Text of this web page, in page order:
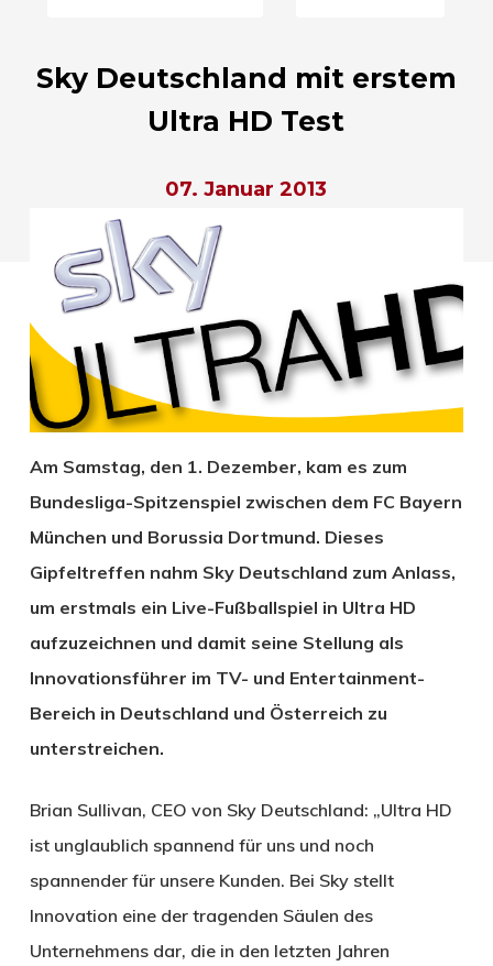
Sky Deutschland mit erstem
Ultra HD Test
07. Januar 2013
Am Samstag, den 1. Dezember, kam es zum
Bundesliga-Spitzenspiel zwischen dem FC Bayern
München und Borussia Dortmund. Dieses
Gipfeltreffen nahm Sky Deutschland zum Anlass,
um erstmals ein Live-Fußballspiel in Ultra HD
aufzuzeichnen und damit seine Stellung als
Innovationsführer im TV- und Entertainment-
Bereich in Deutschland und Österreich zu
unterstreichen.
Brian Sullivan, CEO von Sky Deutschland: „Ultra HD
ist unglaublich spannend für uns und noch
spannender für unsere Kunden. Bei Sky stellt
Innovation eine der tragenden Säulen des
Unternehmens dar, die in den letzten Jahren